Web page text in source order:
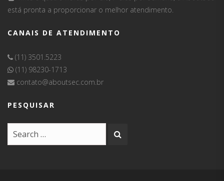
está pronta a proporcionar o melhor atendimento.
CANAIS DE ATENDIMENTO
(11) 3501.5223
(11) 98230-1713
contato@aboutsec.com.br
PESQUISAR